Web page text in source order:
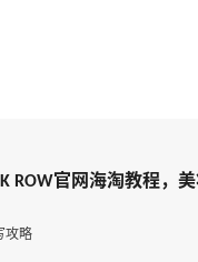
ROW官网海淘教程，
攻略